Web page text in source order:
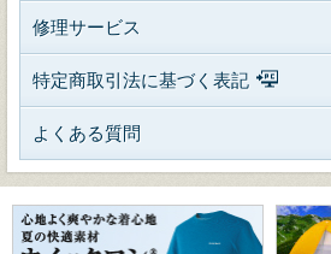
修理サービス
特定商取引法に基づく表記
よくある質問